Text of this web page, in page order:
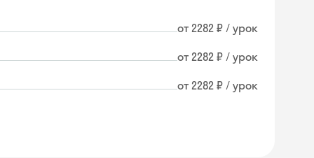
от 2282 ₽ / урок
от 2282 ₽ / урок
от 2282 ₽ / урок